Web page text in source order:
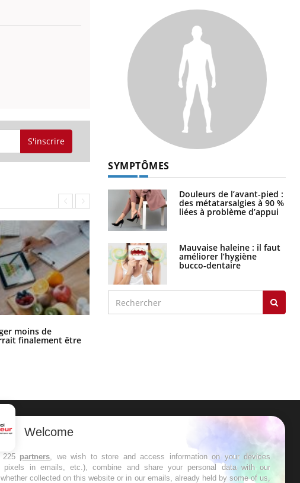
S'inscrire
moins de
finalement être
SYMPTÔMES
Douleurs de l’avant-pied :
des métatarsalgies à 90 %
liées à problème d’appui
Mauvaise haleine : il faut
améliorer l’hygiène
bucco-dentaire
toutes les semaines les meilleures
Welcome
partners, we wish to store and access information on your devices
pixels in emails, etc.), combine and share your personal data with our
collected on this website or in our emails, already held by some of us,